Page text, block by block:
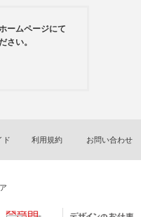
ームページにて
さい。
ド 利用規約 お問い合わせ